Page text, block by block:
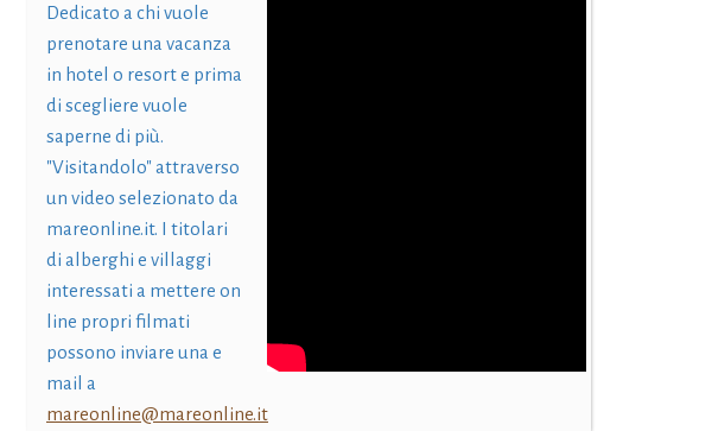
Dedicato a chi vuole
prenotare una vacanza
in hotel o resort e prima
di scegliere vuole
saperne di più.
"Visitandolo" attraverso
un video selezionato da
mareonline.it. I titolari
di alberghi e villaggi
interessati a mettere on
line propri filmati
possono inviare una e
mail a
mareonline@mareonline.it